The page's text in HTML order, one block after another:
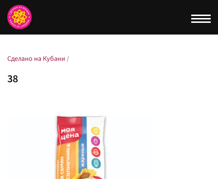
Сделано на Кубани /
38